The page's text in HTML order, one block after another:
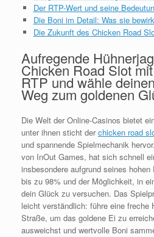
Der RTP-Wert und seine
Die Boni im Detail: Was sie
Die Zukunft des Chicken Road
Aufregende
Chicken Road Slot
RTP und wähle
Weg zum goldenen
Die Welt der Online-Casinos bietet
unter ihnen sticht derchicken road
und spannende Spielmechanik
von InOut Games, hat sich schnell
insbesondere aufgrund seines
bis zu 98% und der Möglichkeit, in
dein Glück zu versuchen. Das
leicht verständlich: führe eine freche
Straße, um das goldene Ei zu
ausweichst und wertvolle Boni